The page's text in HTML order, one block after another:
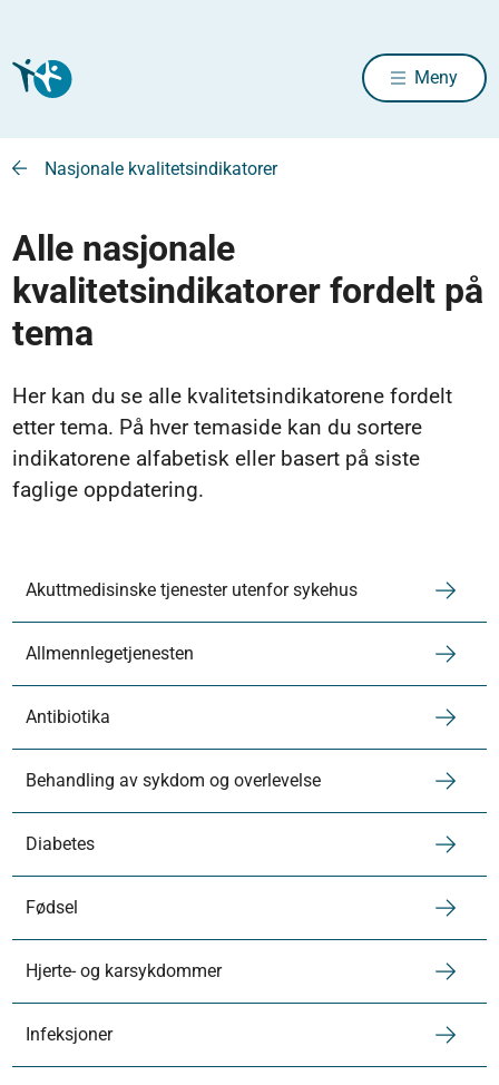
Meny
Nasjonale kvalitetsindikatorer
Alle nasjonale
kvalitetsindikatorer fordelt på
tema
Her kan du se alle kvalitetsindikatorene fordelt
etter tema. På hver temaside kan du sortere
indikatorene alfabetisk eller basert på siste
faglige oppdatering.
Akuttmedisinske tjenester utenfor sykehus
Allmennlegetjenesten
Antibiotika
Behandling av sykdom og overlevelse
Diabetes
Fødsel
Hjerte- og karsykdommer
Infeksjoner